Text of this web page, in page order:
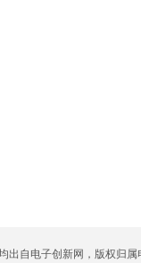
出自电子创新网，版权归属